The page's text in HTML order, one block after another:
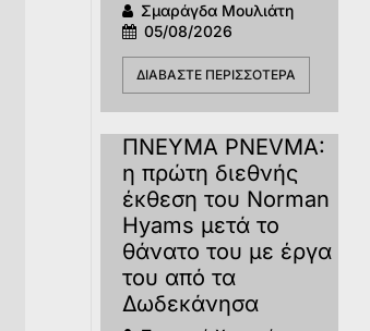
Σμαράγδα Μουλιάτη
05/08/2026
ΔΙΑΒΆΣΤΕ ΠΕΡΙΣΣΌΤΕΡΑ
ΠΝΕΥΜΑ PNEVMA:
η πρώτη διεθνής
έκθεση του Norman
Hyams μετά το
θάνατο του με έργα
του από τα
Δωδεκάνησα